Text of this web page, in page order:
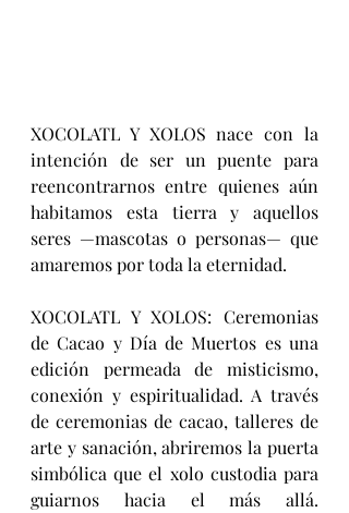
XOCOLATL Y XOLOS nace con la
intención de ser un puente para
reencontrarnos entre quienes aún
habitamos esta tierra y aquellos
seres —mascotas o personas— que
amaremos por toda la eternidad.
XOCOLATL Y XOLOS: Ceremonias
de Cacao y Día de Muertos es una
edición permeada de misticismo,
conexión y espiritualidad. A través
de ceremonias de cacao, talleres de
arte y sanación, abriremos la puerta
simbólica que el xolo custodia para
guiarnos hacia el más allá.